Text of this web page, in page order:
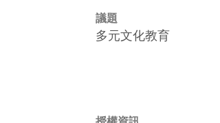
議題
多元文化教育